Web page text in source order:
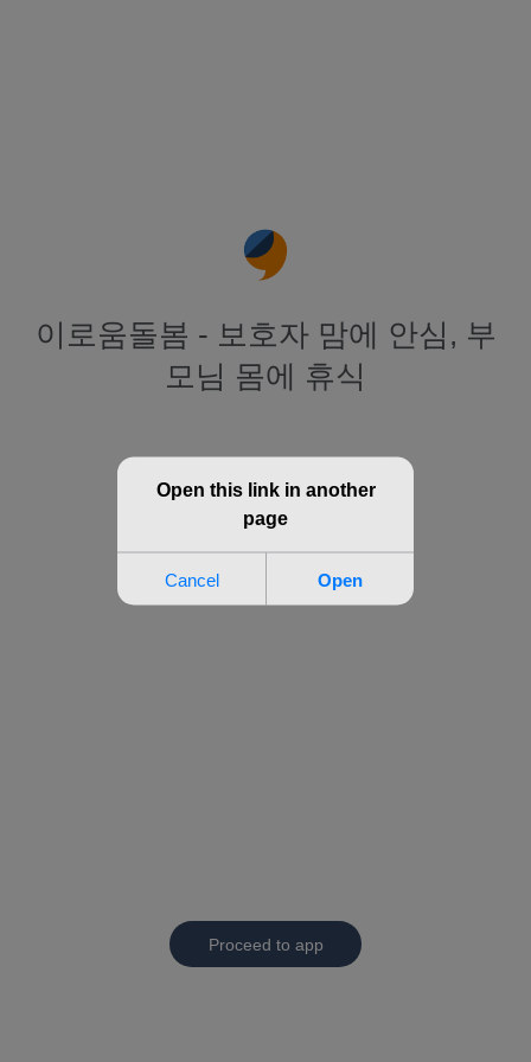
이로움돌봄 - 보호자 맘에 안심, 부
모님 몸에 휴식
Proceed to app